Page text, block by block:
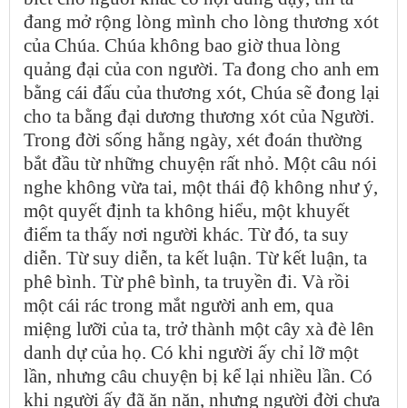
đang mở rộng lòng mình cho lòng thương xót
của Chúa. Chúa không bao giờ thua lòng
quảng đại của con người. Ta đong cho anh em
bằng cái đấu của thương xót, Chúa sẽ đong lại
cho ta bằng đại dương thương xót của Người.
Trong đời sống hằng ngày, xét đoán thường
bắt đầu từ những chuyện rất nhỏ. Một câu nói
nghe không vừa tai, một thái độ không như ý,
một quyết định ta không hiểu, một khuyết
điểm ta thấy nơi người khác. Từ đó, ta suy
diễn. Từ suy diễn, ta kết luận. Từ kết luận, ta
phê bình. Từ phê bình, ta truyền đi. Và rồi
một cái rác trong mắt người anh em, qua
miệng lưỡi của ta, trở thành một cây xà đè lên
danh dự của họ. Có khi người ấy chỉ lỡ một
lần, nhưng câu chuyện bị kể lại nhiều lần. Có
khi người ấy đã ăn năn, nhưng người đời chưa